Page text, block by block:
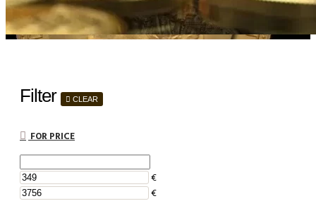
Filter CLEAR
FOR PRICE
€
€